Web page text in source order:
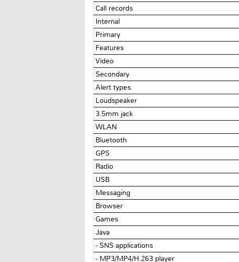
Call records
Internal
Primary
Features
Video
Secondary
Alert types
Loudspeaker
3.5mm jack
WLAN
Bluetooth
GPS
Radio
USB
Messaging
Browser
Games
Java
- SNS applications
- MP3/MP4/H.263 player